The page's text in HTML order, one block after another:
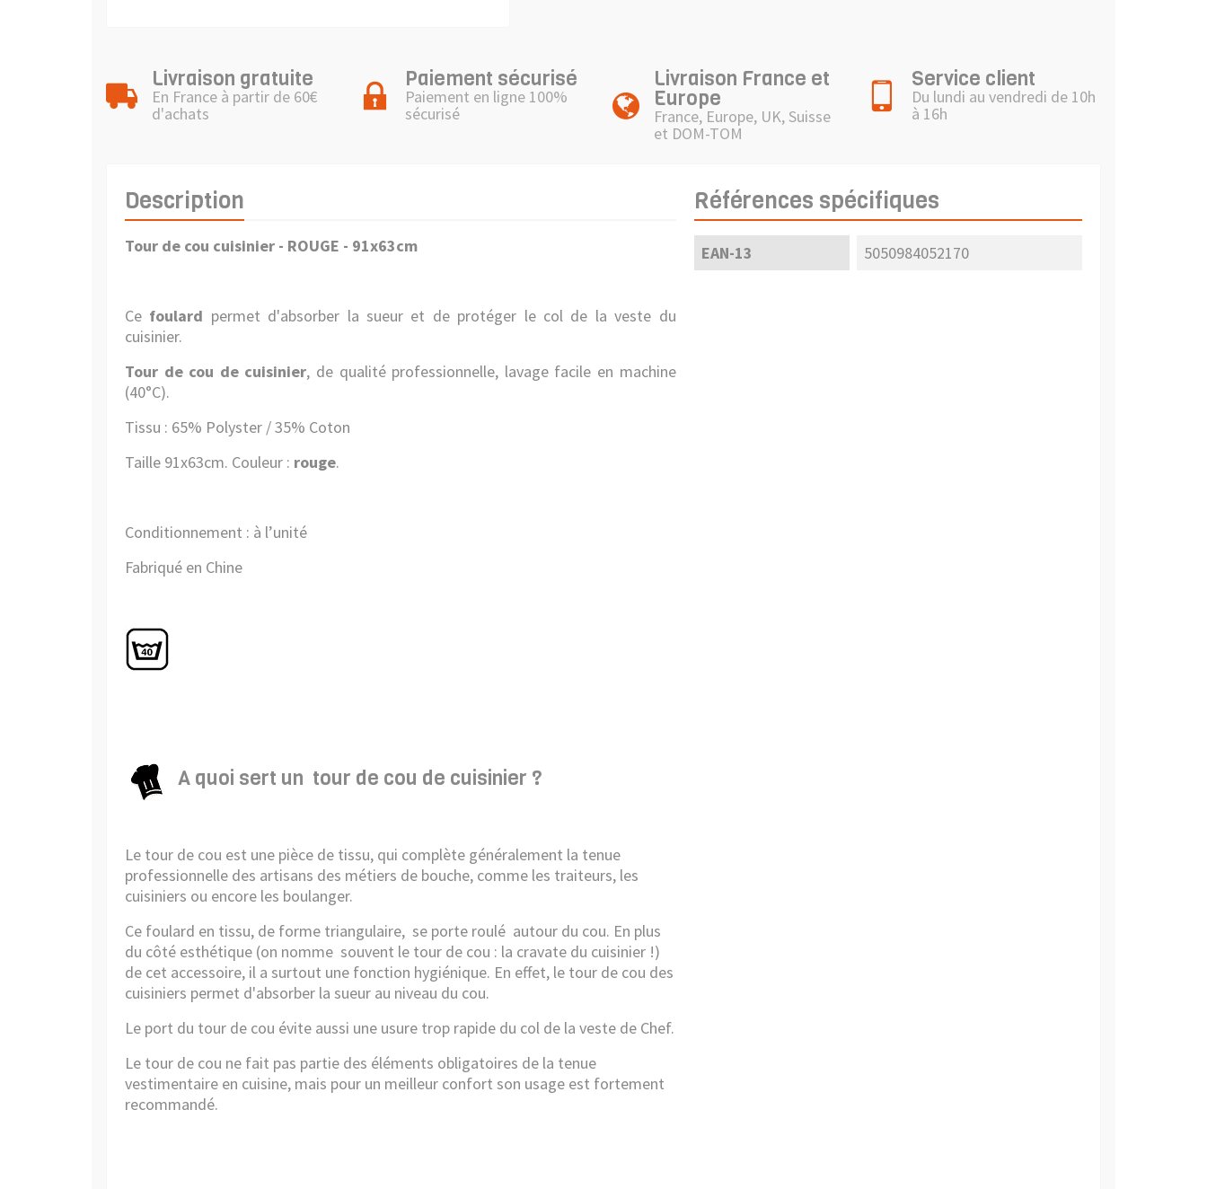
Livraison gratuite
En France à partir de 60€
d'achats
Paiement sécurisé
Paiement en ligne 100%
sécurisé
Livraison France et
Europe
France, Europe, UK, Suisse
et DOM-TOM
Service client
Du lundi au vendredi de 10h
à 16h
Description
Tour de cou cuisinier - ROUGE - 91x63cm
Ce foulard permet d'absorber la sueur et de protéger le col de la veste du
cuisinier.
Tour de cou de cuisinier, de qualité professionnelle, lavage facile en machine
(40°C).
Tissu : 65% Polyster / 35% Coton
Taille 91x63cm. Couleur : rouge.
Conditionnement : à l’unité
Fabriqué en Chine
A quoi sert un tour de cou de cuisinier ?
Le tour de cou est une pièce de tissu, qui complète généralement la tenue
professionnelle des artisans des métiers de bouche, comme les traiteurs, les
cuisiniers ou encore les boulanger.
Ce foulard en tissu, de forme triangulaire, se porte roulé autour du cou. En plus
du côté esthétique (on nomme souvent le tour de cou : la cravate du cuisinier !)
de cet accessoire, il a surtout une fonction hygiénique. En effet, le tour de cou des
cuisiniers permet d'absorber la sueur au niveau du cou.
Le port du tour de cou évite aussi une usure trop rapide du col de la veste de Chef.
Le tour de cou ne fait pas partie des éléments obligatoires de la tenue
vestimentaire en cuisine, mais pour un meilleur confort son usage est fortement
recommandé.
Références spécifiques
EAN-13 5050984052170